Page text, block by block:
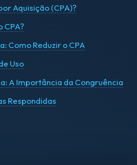
Aquisição (CPA)?
CPA?
Como Reduzir o CPA
Uso
A Importância da Congruência
Respondidas